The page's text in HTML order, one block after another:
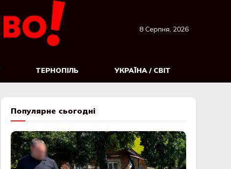
8 Серпня, 2026
ТЕРНОПІЛЬ УКРАЇНА / СВІТ
Популярне сьогодні